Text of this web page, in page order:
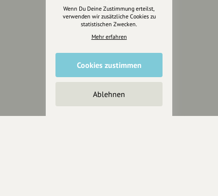
Fotografie & mehr
Marketing
Design & Branding
Anakin Design
Unterstütze
unsere Plattform
Wenn Du Deine Zustimmung erteilst,
verwenden wir zusätzliche Cookies zu
statistischen Zwecken.
Mehr erfahren
Cookies zustimmen
Ablehnen